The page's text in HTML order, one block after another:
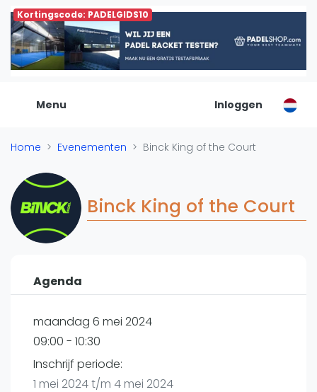
Kortingscode: PADELGIDS10
Menu
De Padel Gids
Alle padel locaties
Padelwinkels
Organisatie
Banenbouwers
Overige categorien
Reserveringssystemen
Padelscholen
Toevoegen data
Padel
Nieuws
Blog artikelen
Vragen over padel
Padelgear
Inloggen
Home Evenementen Binck King of the Court
Binck King of the Court
Agenda
maandag 6 mei 2024
09:00 - 10:30
Inschrijf periode:
1 mei 2024 t/m 4 mei 2024